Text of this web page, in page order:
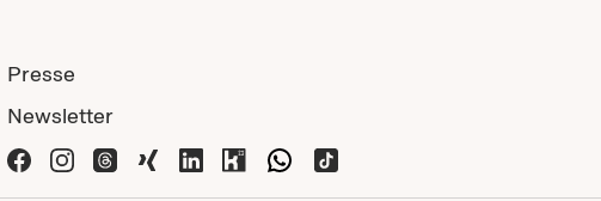
Presse
Newsletter